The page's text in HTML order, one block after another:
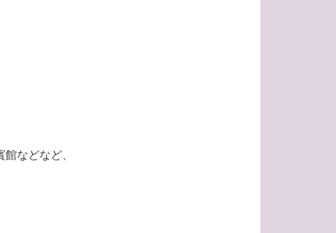
などなど、